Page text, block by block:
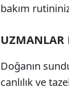
bakım
UZMANLAR
Doğanın
canlılık ve